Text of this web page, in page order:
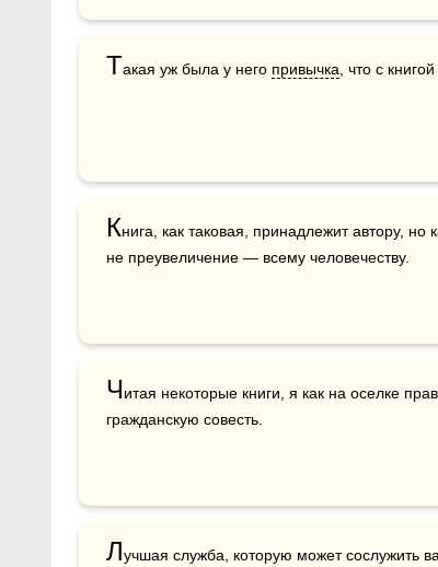
Такая уж была у него привычка , что с
Книга, как таковая, принадлежит автору, но
не преувеличение — всему человечеству.
Читая некоторые книги, я как на оселке
гражданскую совесть.
Лучшая служба, которую может сослужить